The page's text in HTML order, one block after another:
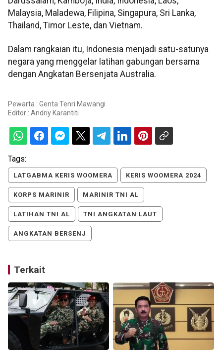
Malaysia, Maladewa, Filipina, Singapura, Sri Lanka,
Thailand, Timor Leste, dan Vietnam.
Dalam rangkaian itu, Indonesia menjadi satu-satunya
negara yang menggelar latihan gabungan bersama
dengan Angkatan Bersenjata Australia.
Pewarta : Genta Tenri Mawangi
Editor : Andriy Karantiti
Tags:
LATGABMA KERIS WOOMERA KERIS WOOMERA 2024
KORPS MARINIR MARINIR TNI AL
LATIHAN TNI AL TNI ANGKATAN LAUT
ANGKATAN BERSENJ
Terkait